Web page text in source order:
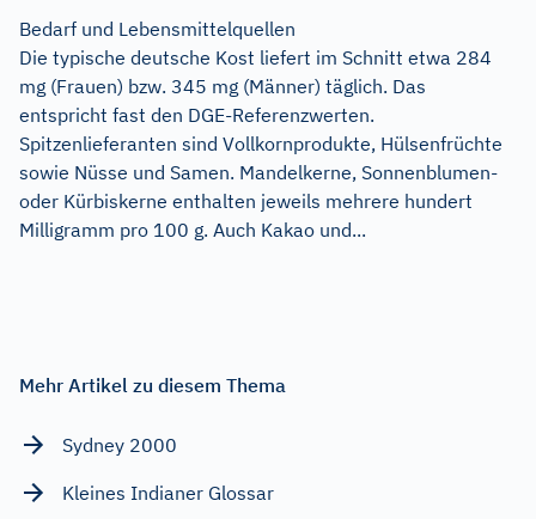
Bedarf und Lebensmittelquellen
Die typische deutsche Kost liefert im Schnitt etwa 284
mg (Frauen) bzw. 345 mg (Männer) täglich. Das
entspricht fast den DGE-Referenzwerten.
Spitzenlieferanten sind Vollkornprodukte, Hülsenfrüchte
sowie Nüsse und Samen. Mandelkerne, Sonnenblumen-
oder Kürbiskerne enthalten jeweils mehrere hundert
Milligramm pro 100 g. Auch Kakao und...
Mehr Artikel zu diesem Thema
Sydney 2000
Kleines Indianer Glossar